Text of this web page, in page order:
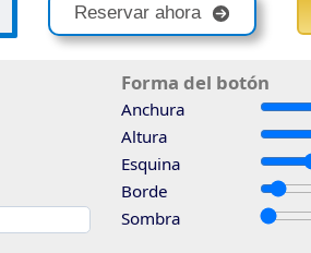
Reservar ahora
Forma del botón
Anchura
Altura
Esquina
Borde
Sombra